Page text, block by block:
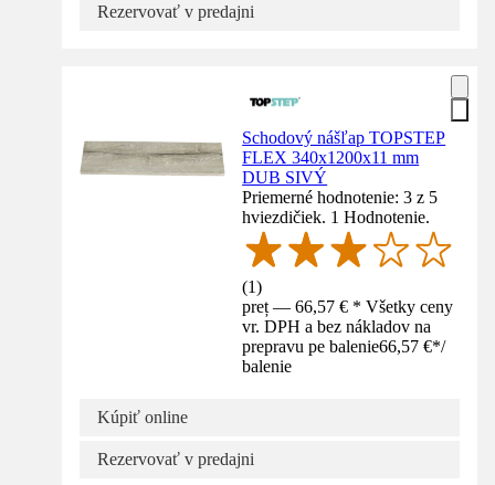
Rezervovať v predajni
Schodový nášľap TOPSTEP
FLEX 340x1200x11 mm
DUB SIVÝ
Priemerné hodnotenie: 3 z 5
hviezdičiek. 1 Hodnotenie.
(1)
preț — 66,57 € * Všetky ceny
vr. DPH a bez nákladov na
prepravu pe balenie66,57 €*/
balenie
Kúpiť online
Rezervovať v predajni